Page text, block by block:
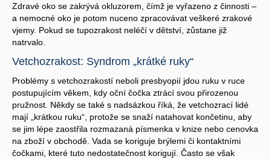
Zdravé oko se zakrývá okluzorem, čímž je vyřazeno z činnosti –
a nemocné oko je potom nuceno zpracovávat veškeré zrakové
vjemy. Pokud se tupozrakost neléčí v dětství, zůstane již
natrvalo.
Vetchozrakost: Syndrom „krátké ruky“
Problémy s vetchozrakostí neboli presbyopií jdou ruku v ruce
postupujícím věkem, kdy oční čočka ztrácí svou přirozenou
pružnost. Někdy se také s nadsázkou říká, že vetchozrací lidé
mají „krátkou ruku“, protože se snaží natahovat končetinu, aby
se jim lépe zaostřila rozmazaná písmenka v knize nebo cenovka
na zboží v obchodě. Vada se koriguje brýlemi či kontaktními
čočkami, které tuto nedostatečnost korigují. Často se však